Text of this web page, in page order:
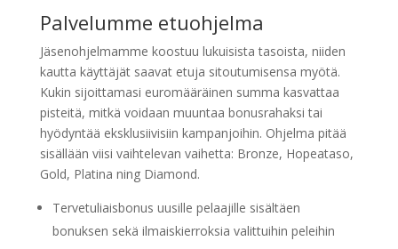
Palvelumme etuohjelma
Jäsenohjelmamme koostuu lukuisista tasoista, niiden
kautta käyttäjät saavat etuja sitoutumisensa myötä.
Kukin sijoittamasi euromääräinen summa kasvattaa
pisteitä, mitkä voidaan muuntaa bonusrahaksi tai
hyödyntää eksklusiivisiin kampanjoihin. Ohjelma pitää
sisällään viisi vaihtelevan vaihetta: Bronze, Hopeataso,
Gold, Platina ning Diamond.
Tervetuliaisbonus uusille pelaajille sisältäen
bonuksen sekä ilmaiskierroksia valittuihin peleihin